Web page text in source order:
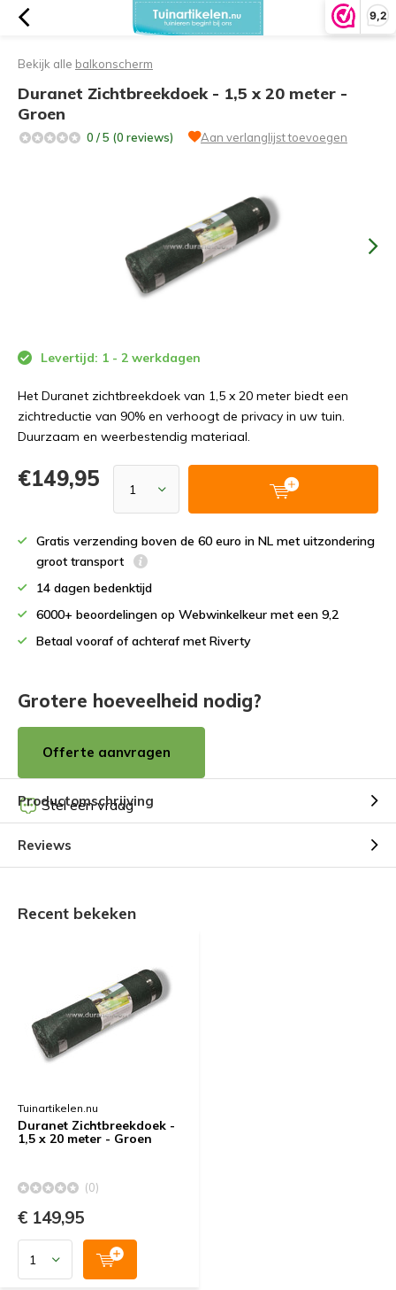
9,2
Bekijk alle balkonscherm
Duranet Zichtbreekdoek - 1,5 x 20 meter -
Groen
0 / 5 (0 reviews) Aan verlanglijst toevoegen
Levertijd: 1 - 2 werkdagen
Het Duranet zichtbreekdoek van 1,5 x 20 meter biedt een
zichtreductie van 90% en verhoogt de privacy in uw tuin.
Duurzaam en weerbestendig materiaal.
€149,95
Gratis verzending boven de 60 euro in NL met uitzondering
groot transport
14 dagen bedenktijd
6000+ beoordelingen op Webwinkelkeur met een 9,2
Betaal vooraf of achteraf met Riverty
Grotere hoeveelheid nodig?
Offerte aanvragen
Stel een vraag
Productomschrijving
Reviews
Recent bekeken
Tuinartikelen.nu
Duranet Zichtbreekdoek -
1,5 x 20 meter - Groen
(0)
€ 149,95